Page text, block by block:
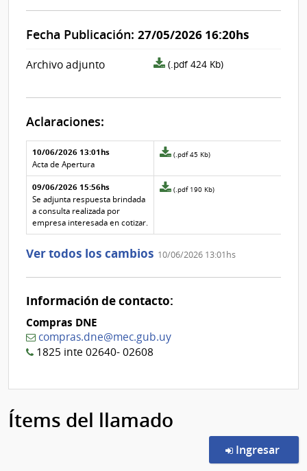
Fecha Publicación: 27/05/2026 16:20hs
Archivo adjunto
archivo
(.pdf 424 Kb)
Aclaraciones:
Aclaraciones del llamado
Fecha y
texto de
la
aclaración
Archivo
de la
aclaración
10/06/2026 13:01hs
Acta de Apertura
Archivo
de
la
(.pdf 45 Kb)
09/06/2026 15:56hs
Se adjunta respuesta brindada
a consulta realizada por
empresa interesada en cotizar.
Archivo
aclaración
0
(.pdf 190 Kb)
Ver todos los cambios 10/06/2026 13:01hs
Información de contacto:
Compras DNE
compras.dne@mec.gub.uy
1825 inte 02640- 02608
Ítems del llamado
Ingresar